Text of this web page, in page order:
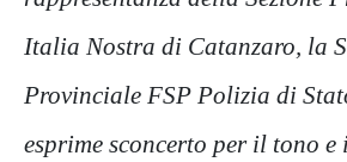
Italia Nostra di Catanzaro, la
Provinciale FSP Polizia di
esprime sconcerto per il tono